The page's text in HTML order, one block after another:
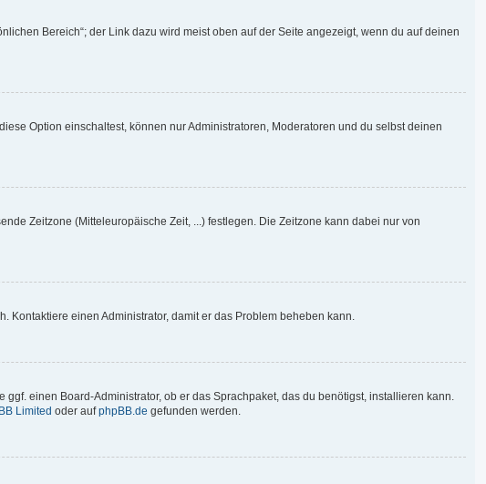
Bereich“; der Link dazu wird meist oben auf der Seite angezeigt, wenn du auf deinen
Option einschaltest, können nur Administratoren, Moderatoren und du selbst deinen
Zeitzone (Mitteleuropäische Zeit, ...) festlegen. Die Zeitzone kann dabei nur von
Kontaktiere einen Administrator, damit er das Problem beheben kann.
einen Board-Administrator, ob er das Sprachpaket, das du benötigst, installieren kann.
Limited oder aufphpBB.de gefunden werden.